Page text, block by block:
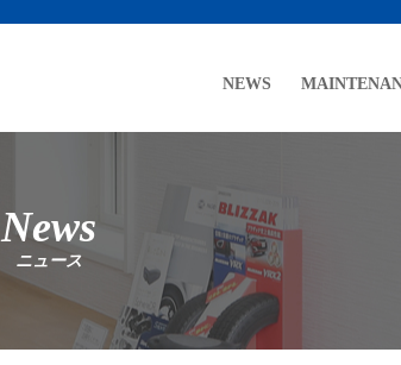
NEWS
News
ニュース